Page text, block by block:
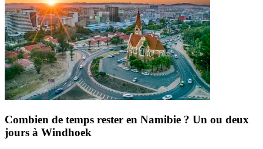
Combien de temps rester en Namibie ? Un ou deux
jours à Windhoek